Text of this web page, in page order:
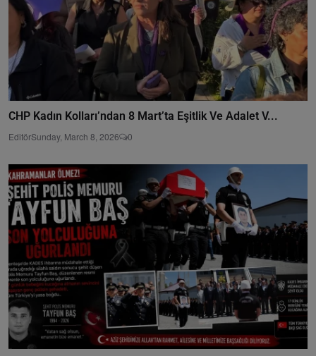
CHP Kadın Kolları’ndan 8 Mart’ta Eşitlik Ve Adalet V...
EditörSunday, March 8, 2026 0